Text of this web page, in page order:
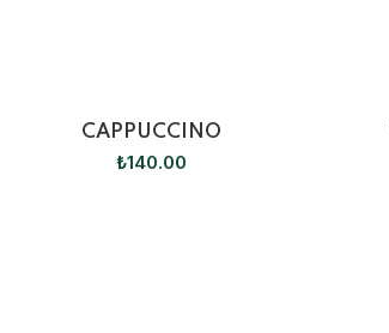
CAPPUCCINO
₺140.00